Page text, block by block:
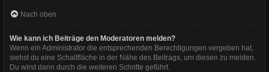
Nach oben
Wie kann ich Beiträge den Moderatoren melden?
Wenn ein Administrator die entsprechenden Berechtigungen vergeben hat,
siehst du eine Schaltfläche in der Nähe des Beitrags, um diesen zu melden.
Du wirst dann durch die weiteren Schritte geführt.